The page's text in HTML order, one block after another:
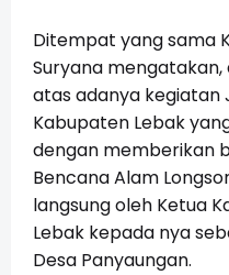
Ditempat yang sama
Suryana
atas adanya kegiatan
Kabupaten Lebak
dengan memberikan
Bencana Alam
langsung oleh Ketua
Lebak kepada nya
Desa Panyaungan.